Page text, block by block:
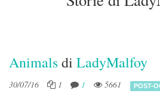
Animalsdi LadyMalfoy
30/07/16 1 1 5661 POST-